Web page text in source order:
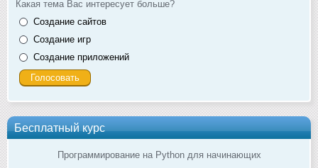
Какая тема Вас интересует больше?
Создание сайтов
Создание игр
Создание приложений
Бесплатный курс
Программирование на Python для начинающих